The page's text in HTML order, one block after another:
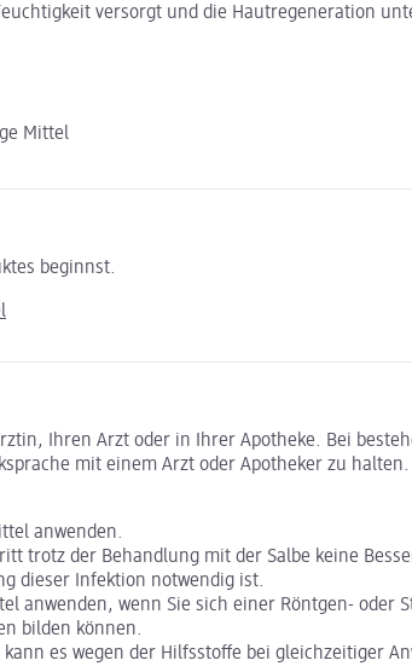
versorgt und die Hautregeneration
Mittel
beginnst.
Ihren Arzt oder in Ihrer Apotheke. Bei
mit einem Arzt oder Apotheker zu halten.
anwenden.
trotz der Behandlung mit der Salbe keine
dieser Infektion notwendig ist.
anwenden, wenn Sie sich einer Röntgen-
bilden können.
es wegen der Hilfsstoffe bei gleichzeitiger